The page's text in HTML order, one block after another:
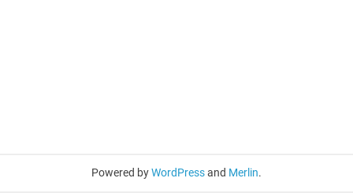
Powered byWordPressand Merlin.